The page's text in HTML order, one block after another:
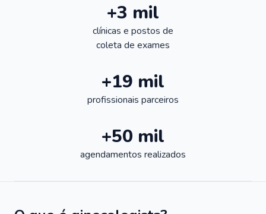
+3 mil
clínicas e postos de
coleta de exames
+19 mil
profissionais parceiros
+50 mil
agendamentos realizados